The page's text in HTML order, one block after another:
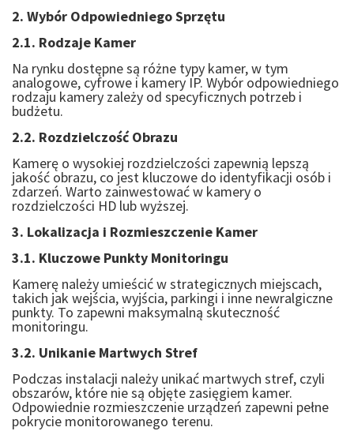
2. Wybór Odpowiedniego Sprzętu
2.1. Rodzaje Kamer
Na rynku dostępne są różne typy kamer, w tym
analogowe, cyfrowe i kamery IP. Wybór odpowiedniego
rodzaju kamery zależy od specyficznych potrzeb i
budżetu.
2.2. Rozdzielczość Obrazu
Kamerę o wysokiej rozdzielczości zapewnią lepszą
jakość obrazu, co jest kluczowe do identyfikacji osób i
zdarzeń. Warto zainwestować w kamery o
rozdzielczości HD lub wyższej.
3. Lokalizacja i Rozmieszczenie Kamer
3.1. Kluczowe Punkty Monitoringu
Kamerę należy umieścić w strategicznych miejscach,
takich jak wejścia, wyjścia, parkingi i inne newralgiczne
punkty. To zapewni maksymalną skuteczność
monitoringu.
3.2. Unikanie Martwych Stref
Podczas instalacji należy unikać martwych stref, czyli
obszarów, które nie są objęte zasięgiem kamer.
Odpowiednie rozmieszczenie urządzeń zapewni pełne
pokrycie monitorowanego terenu.